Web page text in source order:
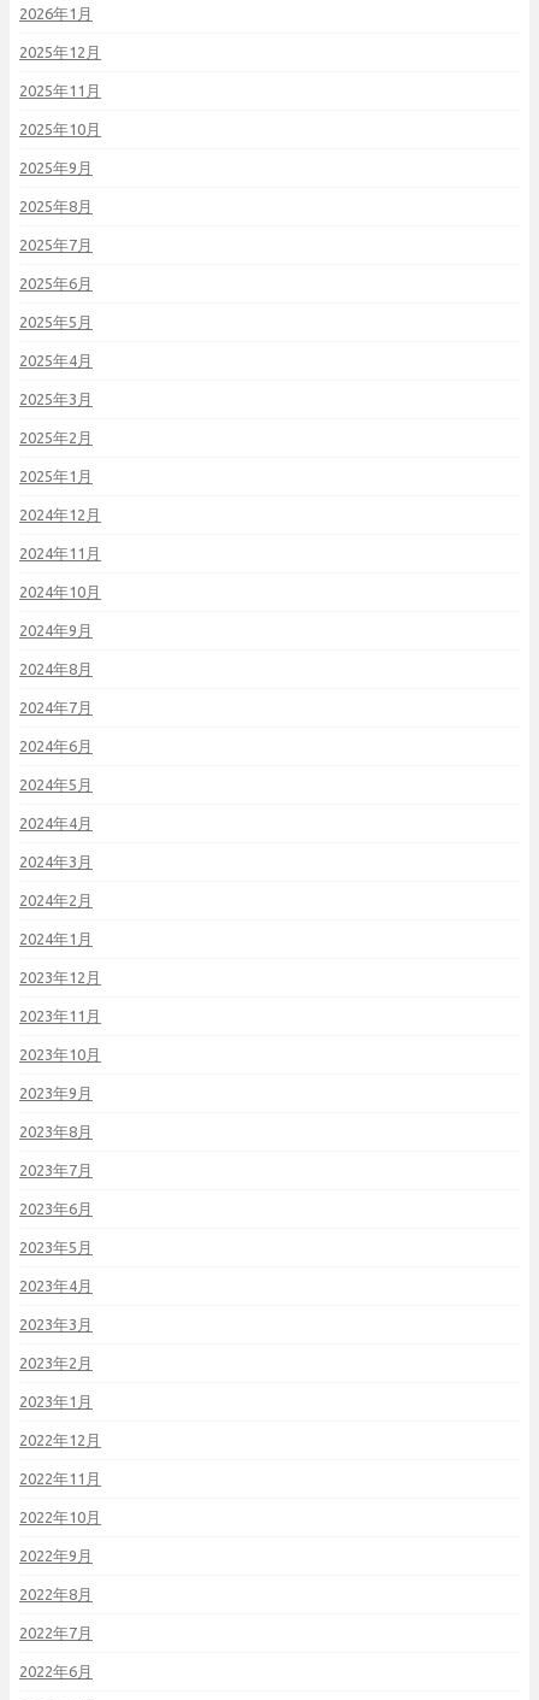
2026年1月
2025年12月
2025年11月
2025年10月
2025年9月
2025年8月
2025年7月
2025年6月
2025年5月
2025年4月
2025年3月
2025年2月
2025年1月
2024年12月
2024年11月
2024年10月
2024年9月
2024年8月
2024年7月
2024年6月
2024年5月
2024年4月
2024年3月
2024年2月
2024年1月
2023年12月
2023年11月
2023年10月
2023年9月
2023年8月
2023年7月
2023年6月
2023年5月
2023年4月
2023年3月
2023年2月
2023年1月
2022年12月
2022年11月
2022年10月
2022年9月
2022年8月
2022年7月
2022年6月